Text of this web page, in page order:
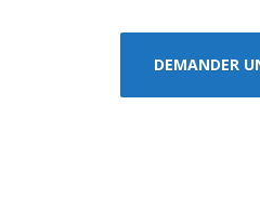
DEMANDER